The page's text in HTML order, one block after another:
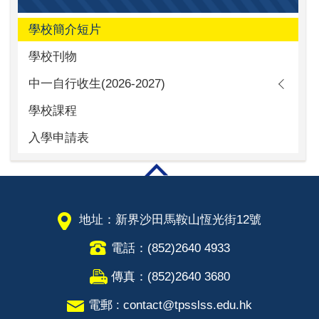
學校簡介短片
學校刊物
中一自行收生(2026-2027)
學校課程
入學申請表
地址：新界沙田馬鞍山恆光街12號
電話：(852)2640 4933
傳真：(852)2640 3680
電郵 : contact@tpsslss.edu.hk